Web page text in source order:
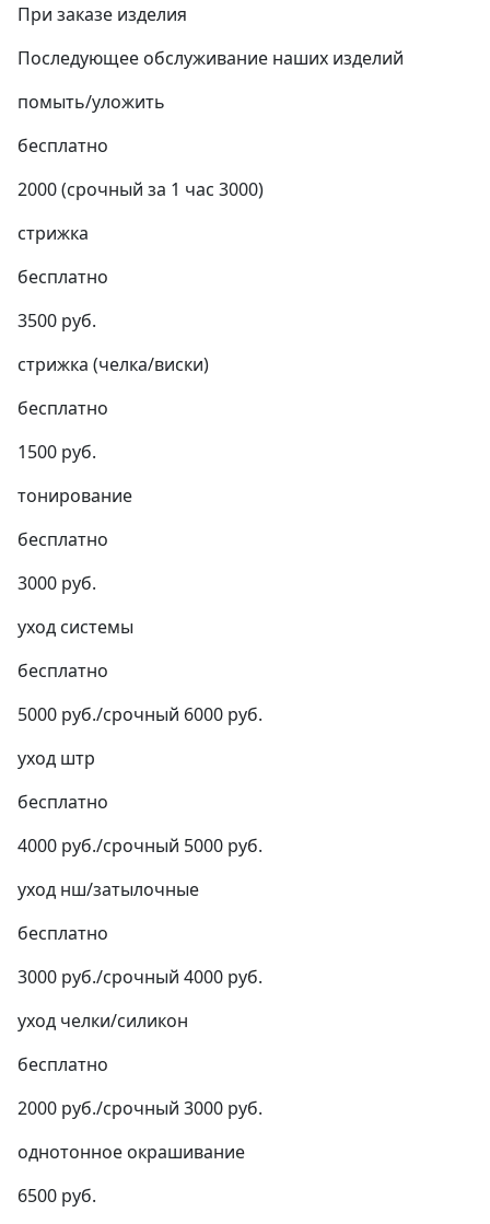
При заказе изделия
Последующее обслуживание наших изделий
помыть/уложить
бесплатно
2000 (срочный за 1 час 3000)
стрижка
бесплатно
3500 руб.
стрижка (челка/виски)
бесплатно
1500 руб.
тонирование
бесплатно
3000 руб.
уход системы
бесплатно
5000 руб./срочный 6000 руб.
уход штр
бесплатно
4000 руб./срочный 5000 руб.
уход нш/затылочные
бесплатно
3000 руб./срочный 4000 руб.
уход челки/силикон
бесплатно
2000 руб./срочный 3000 руб.
однотонное окрашивание
6500 руб.